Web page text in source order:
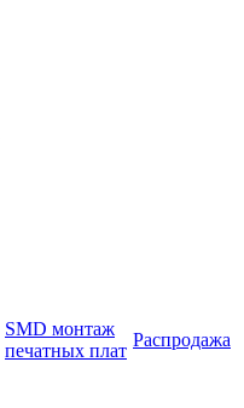
SMD монтаж
печатных плат
Распродажа